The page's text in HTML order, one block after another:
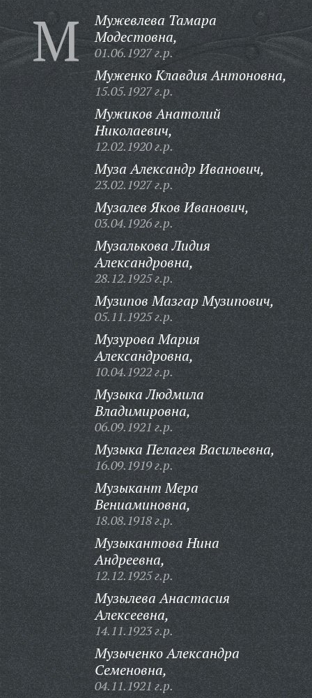
М
Мужевлева Тамара
Модестовна,
01.06.1927 г.р.
Муженко Клавдия Антоновна,
15.05.1927 г.р.
Мужиков Анатолий
Николаевич,
12.02.1920 г.р.
Муза Александр Иванович,
23.02.1927 г.р.
Музалев Яков Иванович,
03.04.1926 г.р.
Музалькова Лидия
Александровна,
28.12.1925 г.р.
Музипов Мазгар Музипович,
05.11.1925 г.р.
Музурова Мария
Александровна,
10.04.1922 г.р.
Музыка Людмила
Владимировна,
06.09.1921 г.р.
Музыка Пелагея Васильевна,
16.09.1919 г.р.
Музыкант Мера
Вениаминовна,
18.08.1918 г.р.
Музыкантова Нина
Андреевна,
12.12.1925 г.р.
Музылева Анастасия
Алексеевна,
14.11.1923 г.р.
Музыченко Александра
Семеновна,
04.11.1921 г.р.